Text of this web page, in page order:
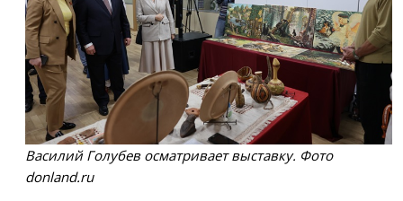
Василий Голубев осматривает выставку. Фото
donland.ru